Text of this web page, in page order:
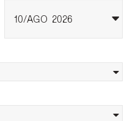
10 AGO 2026